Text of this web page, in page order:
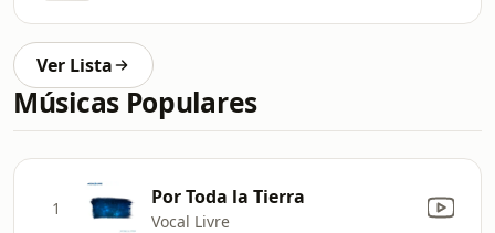
Ver Lista
Músicas Populares
1 Por Toda la Tierra
Vocal Livre